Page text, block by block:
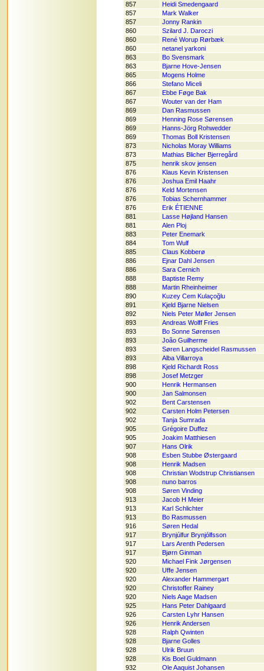
857
Heidi Smedengaard
857
Mark Walker
857
Jonny Rankin
860
Szilard J. Daroczi
860
René Worup Rørbæk
860
netanel yarkoni
863
Bo Svensmark
863
Bjarne Hove-Jensen
865
Mogens Holme
866
Stefano Miceli
867
Ebbe Føge Bak
867
Wouter van der Ham
869
Dan Rasmussen
869
Henning Rose Sørensen
869
Hanns-Jörg Rohwedder
869
Thomas Boll Kristensen
873
Nicholas Moray Williams
873
Mathias Blicher Bjerregård
875
henrik skov jensen
876
Klaus Kevin Kristensen
876
Joshua Emil Haahr
876
Keld Mortensen
876
Tobias Schernhammer
876
Erik ÉTIENNE
881
Lasse Højland Hansen
881
Alen Ploj
883
Peter Enemark
884
Tom Wulf
885
Claus Kobberø
886
Ejnar Dahl Jensen
886
Sara Cernich
888
Baptiste Remy
888
Martin Rheinheimer
890
Kuzey Cem Kulaçoğlu
891
Kjeld Bjarne Nielsen
892
Niels Peter Møller Jensen
893
Andreas Wolff Fries
893
Bo Sonne Sørensen
893
João Guilherme
893
Søren Langscheidel Rasmussen
893
Alba Villarroya
898
Kjeld Richardt Ross
898
Josef Metzger
900
Henrik Hermansen
900
Jan Salmonsen
902
Bent Carstensen
902
Carsten Holm Petersen
902
Tanja Sumrada
905
Grégoire Duffez
905
Joakim Matthiesen
907
Hans Olrik
908
Esben Stubbe Østergaard
908
Henrik Madsen
908
Christian Wodstrup Christiansen
908
nuno barros
908
Søren Vinding
913
Jacob H Meier
913
Karl Schlichter
913
Bo Rasmussen
916
Søren Hedal
917
Brynjúlfur Brynjólfsson
917
Lars Arenth Pedersen
917
Bjørn Ginman
920
Michael Fink Jørgensen
920
Uffe Jensen
920
Alexander Hammergart
920
Christoffer Rainey
920
Niels Aage Madsen
925
Hans Peter Dahlgaard
926
Carsten Lyhr Hansen
926
Henrik Andersen
928
Ralph Qwinten
928
Bjarne Golles
928
Ulrik Bruun
928
Kis Boel Guldmann
932
Ole Aaquist Johansen